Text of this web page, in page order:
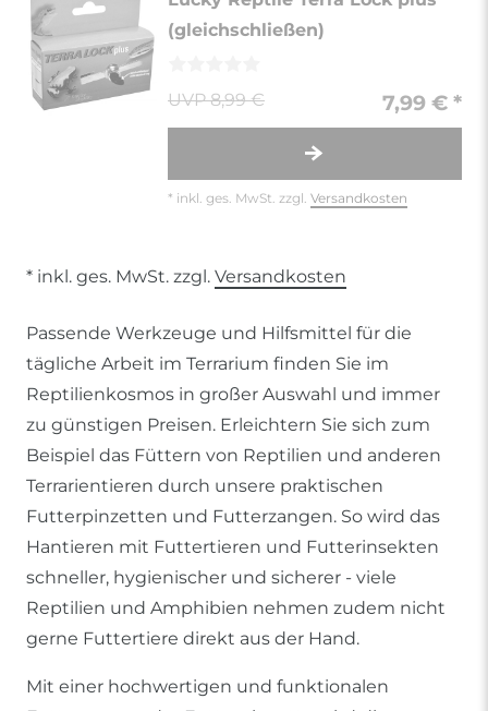
(gleichschließen)
8,99 € 7,99 € *
* inkl. ges. MwSt. zzgl. Versandkosten
* inkl. ges. MwSt. zzgl. Versandkosten
Passende Werkzeuge und Hilfsmittel für die
tägliche Arbeit im Terrarium finden Sie im
Reptilienkosmos in großer Auswahl und immer
zu günstigen Preisen. Erleichtern Sie sich zum
Beispiel das Füttern von Reptilien und anderen
Terrarientieren durch unsere praktischen
Futterpinzetten und Futterzangen. So wird das
Hantieren mit Futtertieren und Futterinsekten
schneller, hygienischer und sicherer - viele
Reptilien und Amphibien nehmen zudem nicht
gerne Futtertiere direkt aus der Hand.
Mit einer hochwertigen und funktionalen